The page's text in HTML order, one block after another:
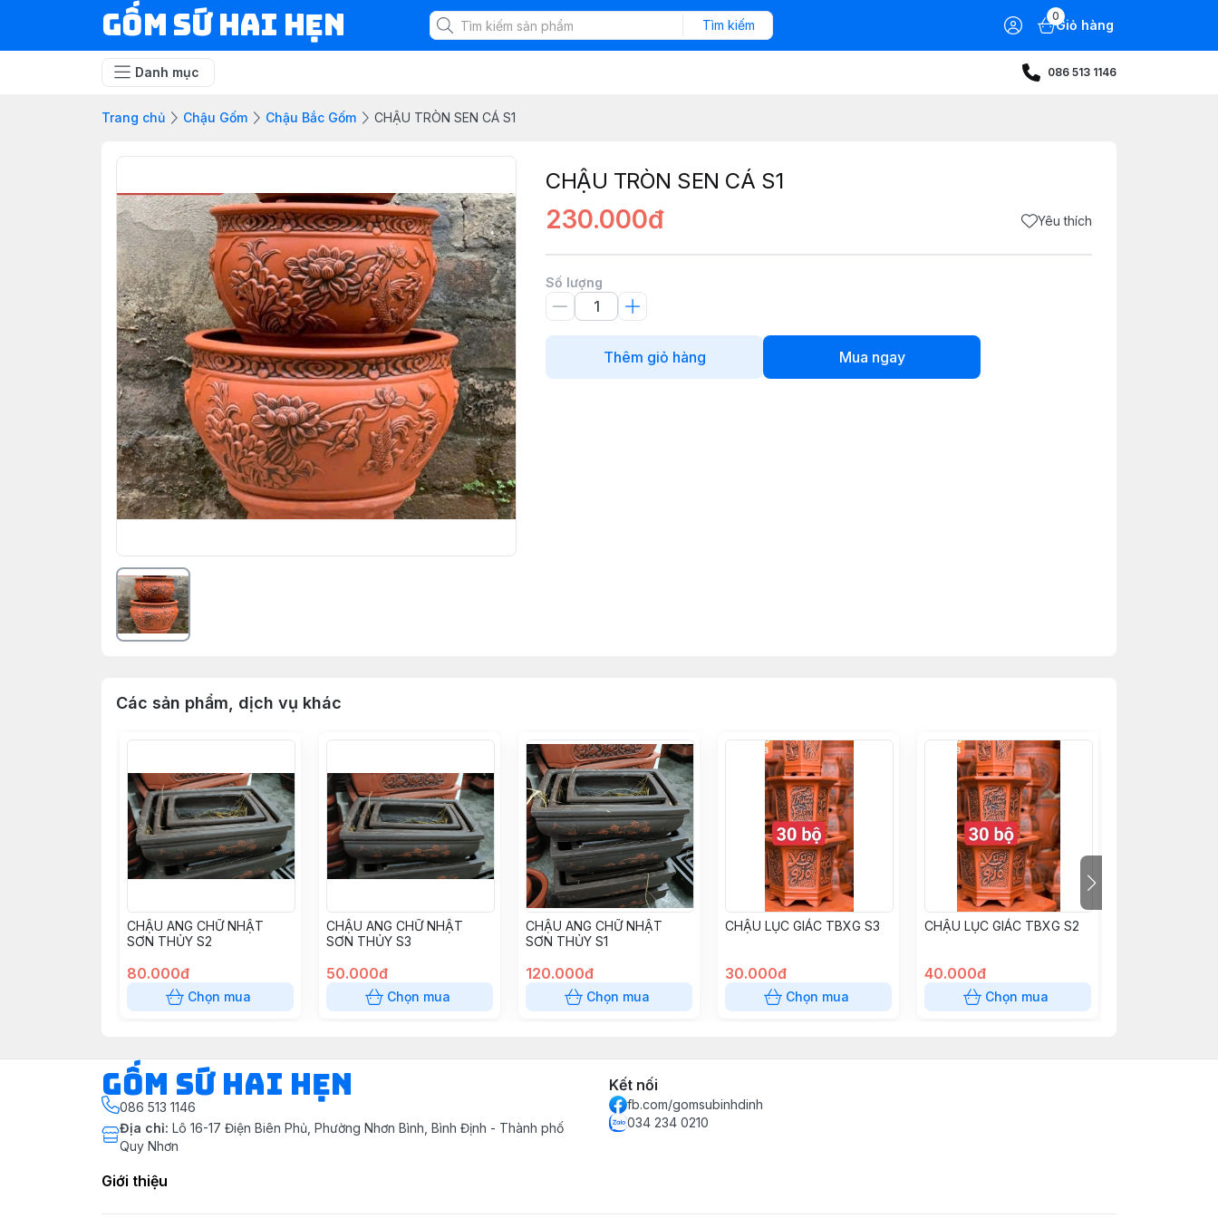
Gốm Sứ Hai Hẹn Tìm kiếm
0
Giỏ hàng
Danh mục 086 513 1146
Trang chủ Chậu Gốm Chậu Bắc Gốm CHẬU TRÒN SEN CÁ S1
CHẬU TRÒN SEN CÁ S1
230.000đ Yêu thích
Số lượng
Thêm giỏ hàng Mua ngay
Các sản phẩm, dịch vụ khác
CHẬU ANG CHỮ NHẬT
SƠN THỦY S2
80.000đ
Chọn mua
CHẬU ANG CHỮ NHẬT
SƠN THỦY S3
50.000đ
Chọn mua
CHẬU ANG CHỮ NHẬT
SƠN THỦY S1
120.000đ
Chọn mua
CHẬU LỤC GIÁC TBXG S3
30.000đ
Chọn mua
CHẬU LỤC GIÁC TBXG S2
40.000đ
Chọn mua
Gốm Sứ Hai Hẹn
086 513 1146
Địa chỉ: Lô 16-17 Điện Biên Phủ, Phường Nhơn Bình, Bình Định - Thành phố
Quy Nhơn
Kết nối
fb.com/gomsubinhdinh
034 234 0210
Giới thiệu